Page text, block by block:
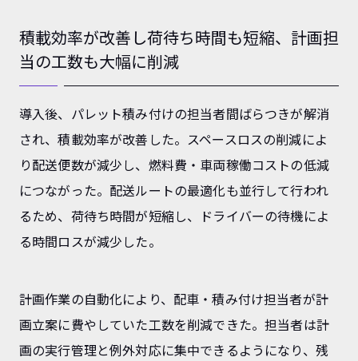
積載効率が改善し荷待ち時間も短縮、計画担
当の工数も大幅に削減
導入後、パレット積み付けの担当者間ばらつきが解消
され、積載効率が改善した。スペースロスの削減によ
り配送便数が減少し、燃料費・車両稼働コストの低減
につながった。配送ルートの最適化も並行して行われ
るため、荷待ち時間が短縮し、ドライバーの待機によ
る時間ロスが減少した。
計画作業の自動化により、配車・積み付け担当者が計
画立案に費やしていた工数を削減できた。担当者は計
画の実行管理と例外対応に集中できるようになり、残